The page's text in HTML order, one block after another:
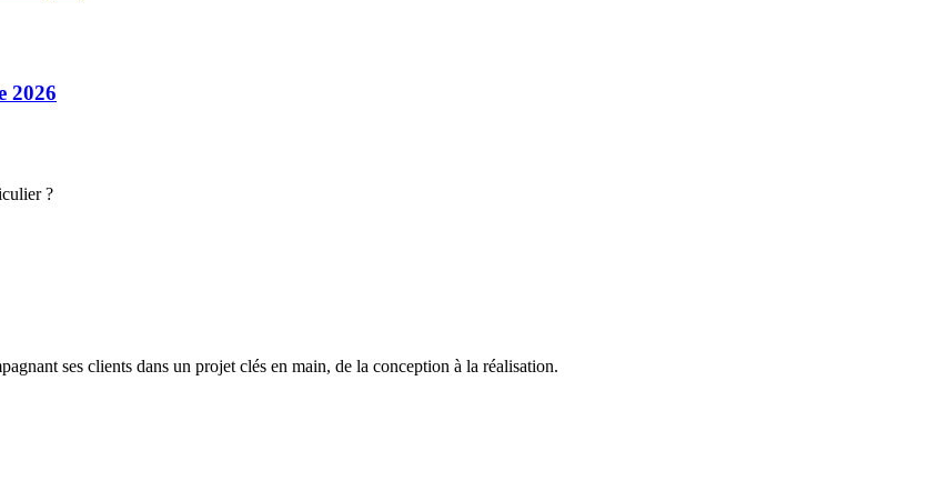
2026
?
ses clients dans un projet clés en main, de la conception à la réalisation.